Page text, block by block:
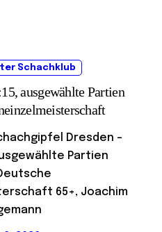
Schachklub
ausgewählte Partien
Dresden –
Partien
65+, Joachim